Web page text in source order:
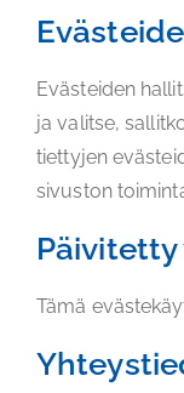
Evästeiden
ja valitse,
tiettyjen
sivuston
Päivitetty
Tämä